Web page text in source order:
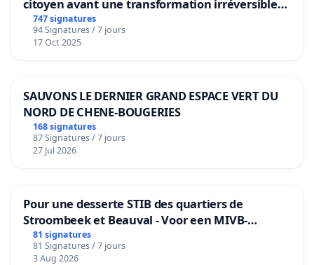
citoyen avant une transformation irréversible
de notre territoire »
747 signatures
94 Signatures / 7 jours
17 Oct 2025
SAUVONS LE DERNIER GRAND ESPACE VERT DU
NORD DE CHENE-BOUGERIES
168 signatures
87 Signatures / 7 jours
27 Jul 2026
Pour une desserte STIB des quartiers de
Stroombeek et Beauval - Voor een MIVB-
bediening van de wijken Strombeek en Het
Voor
81 signatures
81 Signatures / 7 jours
3 Aug 2026